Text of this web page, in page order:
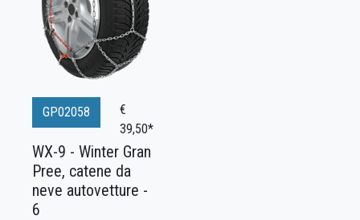
GP02058
€
39,50*
WX-9 - Winter Gran
Pree, catene da
neve autovetture -
6